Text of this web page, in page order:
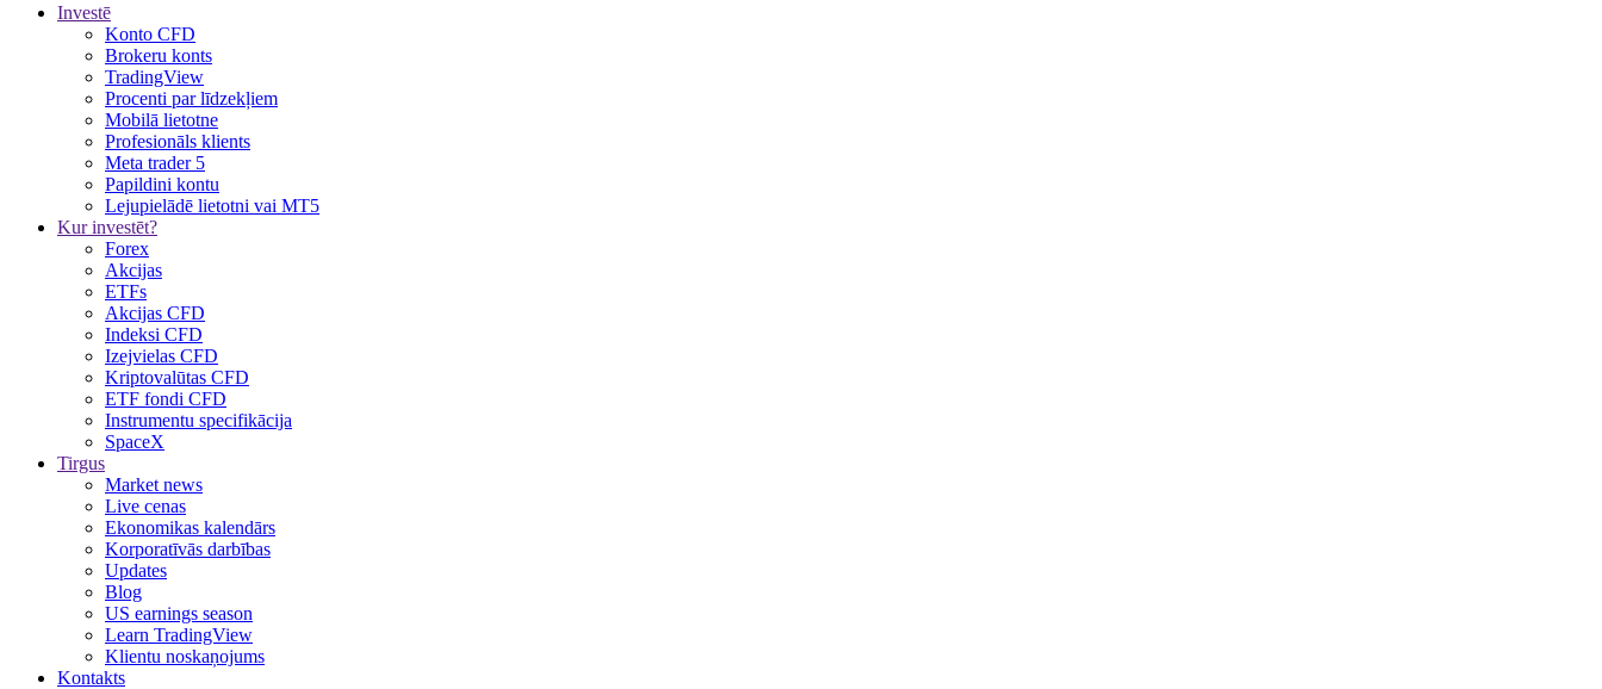
Investē
Konto CFD
Brokeru konts
TradingView
Procenti par līdzekļiem
Mobilā lietotne
Profesionāls klients
Meta trader 5
Papildini kontu
Lejupielādē lietotni vai MT5
Kur investēt?
Forex
Akcijas
ETFs
Akcijas CFD
Indeksi CFD
Izejvielas CFD
Kriptovalūtas CFD
ETF fondi CFD
Instrumentu specifikācija
SpaceX
Tirgus
Market news
Live cenas
Ekonomikas kalendārs
Korporatīvās darbības
Updates
Blog
US earnings season
Learn TradingView
Klientu noskaņojums
Kontakts